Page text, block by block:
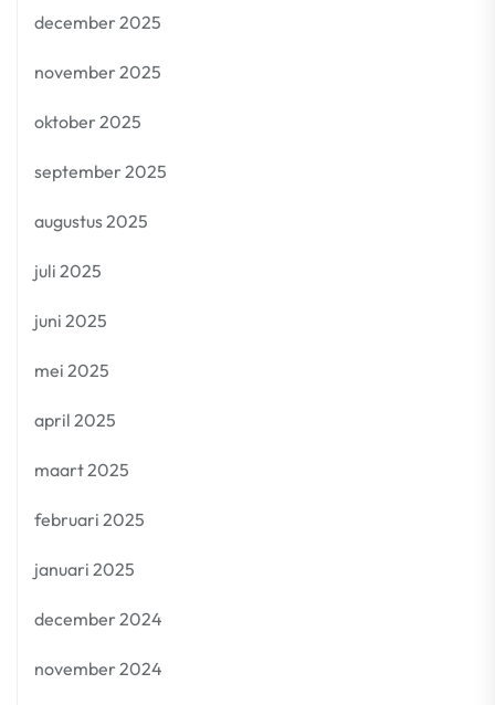
december 2025
november 2025
oktober 2025
september 2025
augustus 2025
juli 2025
juni 2025
mei 2025
april 2025
maart 2025
februari 2025
januari 2025
december 2024
november 2024